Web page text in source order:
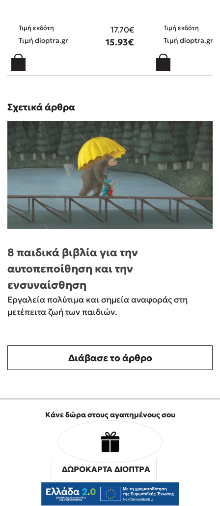
Τιμή εκδότη 17.70€
Τιμή dioptra.gr 15.93€
Τιμή εκδότη
Τιμή dioptra.gr
Σχετικά άρθρα
8 παιδικά βιβλία για την
αυτοπεποίθηση και την
ενσυναίσθηση
Εργαλεία πολύτιμα και σημεία αναφοράς στη
μετέπειτα ζωή των παιδιών.
Διάβασε το άρθρο
Κάνε δώρα στους αγαπημένους σου
ΔΩΡΟΚΑΡΤΑ ΔΙΟΠΤΡΑ